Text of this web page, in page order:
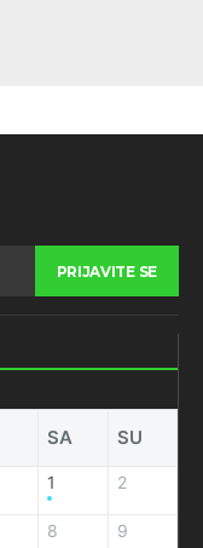
PRIJAVITE SE
SA SU
1 2
8 9